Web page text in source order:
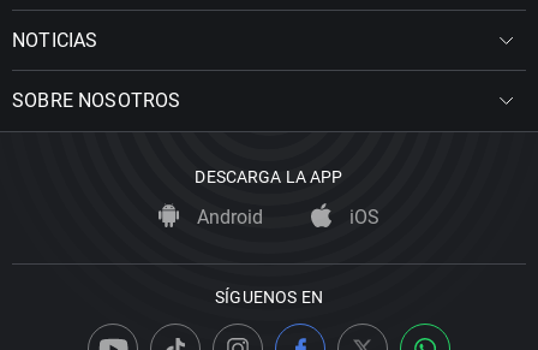
NOTICIAS
SOBRE NOSOTROS
DESCARGA LA APP
Android iOS
SÍGUENOS EN